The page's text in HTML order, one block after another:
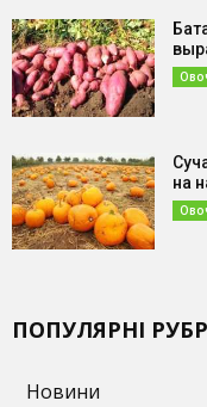
на
ПОПУЛЯРНІ
Новини